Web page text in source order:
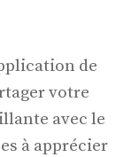
de
votre
avec le
à apprécier